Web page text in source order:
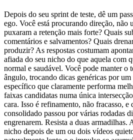
Depois do seu sprint de teste, dê um
ego. Você está procurando direção, não
puxaram a retenção mais forte? Quais
comentários e salvamentos? Quais
produzir? As respostas costumam
afiada do seu nicho do que aquela com
normal e saudável. Você pode manter o
ângulo, trocando dicas genéricas por
específico que claramente performa
faixas candidatas numa única
cara. Isso é refinamento, não fracasso, e
consolidado passou por várias rodadas
engrenarem. Resista a duas armadilhas.
nicho depois de um ou dois vídeos